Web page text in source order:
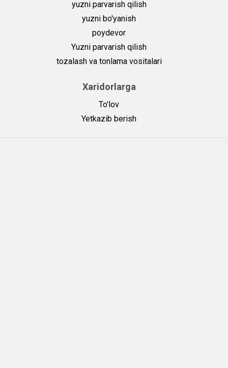
yuzni parvarish qilish
yuzni bo'yanish
poydevor
Yuzni parvarish qilish
tozalash va tonlama vositalari
Xaridorlarga
To'lov
Yetkazib berish